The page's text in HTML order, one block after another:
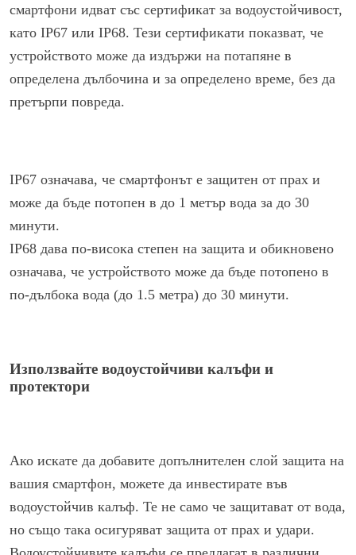
смартфони идват със сертификат за водоустойчивост,
като IP67 или IP68. Тези сертификати показват, че
устройството може да издържи на потапяне в
определена дълбочина и за определено време, без да
претърпи повреда.
IP67 означава, че смартфонът е защитен от прах и
може да бъде потопен в до 1 метър вода за до 30
минути.
IP68 дава по-висока степен на защита и обикновено
означава, че устройството може да бъде потопено в
по-дълбока вода (до 1.5 метра) до 30 минути.
Използвайте водоустойчиви калъфи и
протектори
Ако искате да добавите допълнителен слой защита на
вашия смартфон, можете да инвестирате във
водоустойчив калъф. Те не само че защитават от вода,
но също така осигуряват защита от прах и удари.